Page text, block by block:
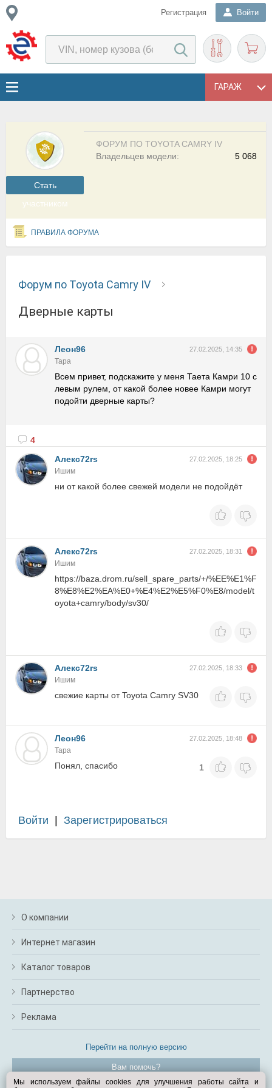
Регистрация Войти
ГАРАЖ
Cтать
участником
ФОРУМ ПО TOYOTA CAMRY IV
5 068
Владельцев модели:
ПРАВИЛА ФОРУМА
Форум по Toyota Camry IV
Дверные карты
Леон96 27.02.2025, 14:35
Тара
Всем привет, подскажите у меня Таета Камри 10 с
левым рулем, от какой более новее Камри могут
подойти дверные карты?
4
Алекc72rs
27.02.2025, 18:25
Ишим
ни от какой более свежей модели не подойдёт
Алекc72rs 27.02.2025, 18:31
Ишим
https://baza.drom.ru/sell_spare_parts/+/%EE%E1%F
8%E8%E2%EA%E0+%E4%E2%E5%F0%E8/model/t
oyota+camry/body/sv30/
Алекc72rs 27.02.2025, 18:33
Ишим
свежие карты от Toyota Camry SV30
Леон96 27.02.2025, 18:48
Тара
Понял, спасибо 1
Войти Зарегистрироваться
О компании
Интернет магазин
Каталог товаров
Партнерство
Реклама
Перейти на полную версию
Вам помочь?
Мы используем файлы cookies для улучшения работы сайта и